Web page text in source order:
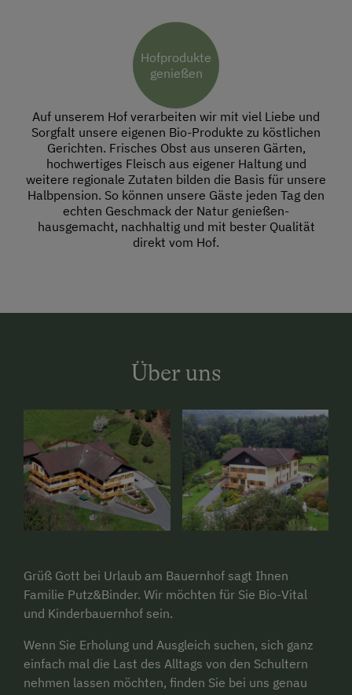
Hofprodukte
genießen
Auf unserem Hof verarbeiten wir mit viel Liebe und
Sorgfalt unsere eigenen Bio-Produkte zu köstlichen
Gerichten. Frisches Obst aus unseren Gärten,
hochwertiges Fleisch aus eigener Haltung und
weitere regionale Zutaten bilden die Basis für unsere
Halbpension. So können unsere Gäste jeden Tag den
echten Geschmack der Natur genießen-
hausgemacht, nachhaltig und mit bester Qualität
direkt vom Hof.
Über uns
Grüß Gott bei Urlaub am Bauernhof sagt Ihnen
Familie Putz&Binder. Wir möchten für Sie Bio-Vital
und Kinderbauernhof sein.
Wenn Sie Erholung und Ausgleich suchen, sich ganz
einfach mal die Last des Alltags von den Schultern
nehmen lassen möchten, finden Sie bei uns genau